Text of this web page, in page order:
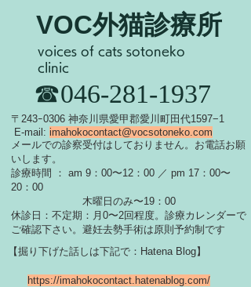
VOC外猫診療所
​☎046-281-1937
​〒243ｰ0306 神奈川県愛甲郡愛川町田代1597−1
E-mail: imahokocontact@vocsotoneko.com
​メールでの診察受付はしておりません。お電話お願
いします。
診療時間 ： am 9：00〜12：00 ／ pm 17：00〜
20：00
木曜日のみ〜19：00
休診日：不定期：月0〜2回程度。診療カレンダーで
ご確認下さい。 ​避妊去勢手術は原則予約制です
voices of cats sotoneko
clinic
https://imahokocontact.hatenablog.com/
【掘り下げた話しは下記で：Hatena Blog】